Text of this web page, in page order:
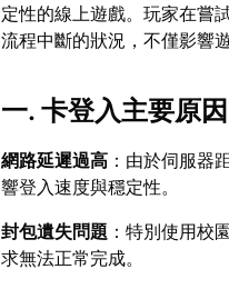
定性的線上遊戲。玩家在嘗
流程中斷的狀況，不僅影響
一. 卡登入主要原因
網路延遲過高 ：由於伺服器
響登入速度與穩定性。
封包遺失問題 ：特別使用校
求無法正常完成。